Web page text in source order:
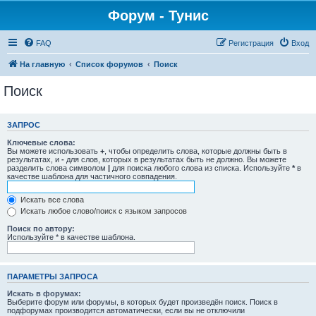
Форум - Тунис
FAQ Вход
Регистрация
На главную Список форумов Поиск
Поиск
ЗАПРОС
Ключевые слова:
Вы можете использовать + , чтобы определить слова, которые должны быть в
результатах, и - для слов, которых в результатах быть не должно. Вы можете
разделить слова символом | для поиска любого слова из списка. Используйте * в
качестве шаблона для частичного совпадения.
Искать все слова
Искать любое слово/поиск с языком запросов
Поиск по автору:
Используйте * в качестве шаблона.
ПАРАМЕТРЫ ЗАПРОСА
Искать в форумах:
Выберите форум или форумы, в которых будет произведён поиск. Поиск в
подфорумах производится автоматически, если вы не отключили